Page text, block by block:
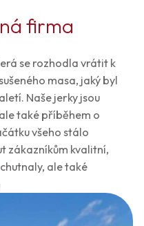
firma
se rozhodla vrátit k
masa, jaký byl
Naše jerky jsou
také příběhem o
všeho stálo
zákazníkům kvalitní,
ale také